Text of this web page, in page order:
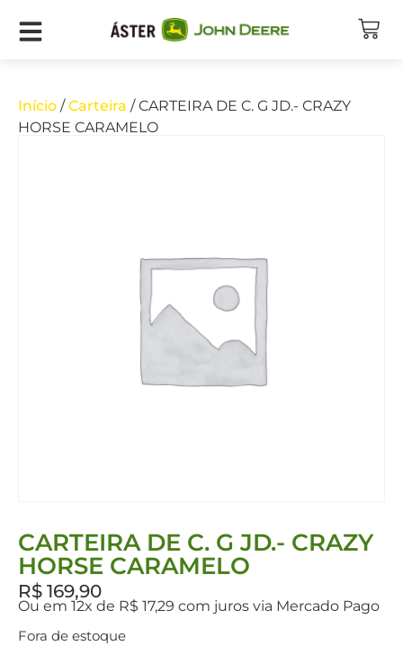
Início /Carteira / CARTEIRA DE C. G JD.- CRAZY
HORSE CARAMELO
CARTEIRA DE C. G JD.- CRAZY
HORSE CARAMELO
R$ 169,90
Ou em 12x de R$ 17,29 com juros via Mercado Pago
Fora de estoque